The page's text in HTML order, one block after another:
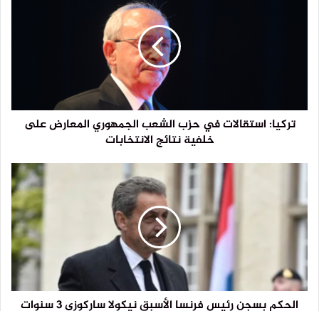
العراق، مجموعة من الأشخاص، وكأنهم يحفرون بمعاول، في
قاع النهر، بعد أن جفت مساحة واسعة منه.
ومنذ سنين عدة يجري العراق مباحثات مع دول المنبع المائي،
لتعزيز إطلاقاتهِ المائية في حوضي دجلة والفرات، إلا أنّ
النتائج عادةً تأتي في إطار ترقيعي، وحلول لا تفي بالغرض
على نحو استراتيجي بالنسبة إلى العراق الذي يقلل من
يتصدى فيه لمسؤولية إدارة ملف المياه من خطر الجفاف.
وفي هذا السياق قلل وزير الموارد المائية الحالي عون ذياب
الذي سبق وأن أثار الجدل حول دعواته المتعلقة بترشيد
استهلاك المياه من مخاطر انخفاض مناسيب الأنهار خلال فصل
الصيف على الأمن المائي العراقي.
وقال الوزير إن “وزارته تعمل على زيادة مستويات التخزين في
السدود، مما دفعها إلى إيقاف الإطلاقات المائية”.
وأضاف “لا وجود لكميات مياه كافية لإطلاقها في الوقت
الحالي والعراق مقبل على فصل صيف حار وجاف، مما يتطلب
العمل على توفير مياه الشرب بشكل دائم، خاصة أن سد
حديثة على نهر الفرات يعاني من شح كبير في المياه”.
تركيا: استقالات في حزب الشعب الجمهوري المعارض على
خلفية نتائج الانتخابات
الحكم بسجن رئيس فرنسا الأسبق نيكولا ساركوزي 3 سنوات